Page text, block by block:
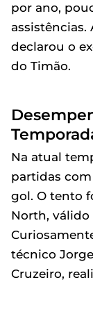
por ano,
assistências.
declarou o
do Timão.
Na atual
partidas
gol. O tento
North, válido
técnico
Cruzeiro,